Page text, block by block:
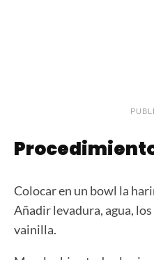
Colocar en un bowl la
Añadir levadura, agua,
vainilla.